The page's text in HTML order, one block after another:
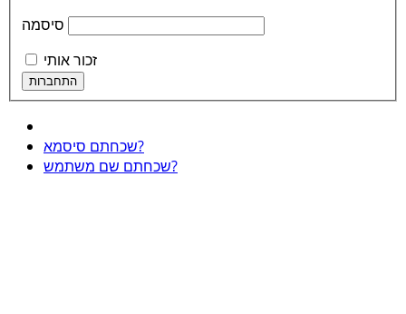
סיסמה
זכור אותי
שכחתם סיסמא?
שכחתם שם משתמש?